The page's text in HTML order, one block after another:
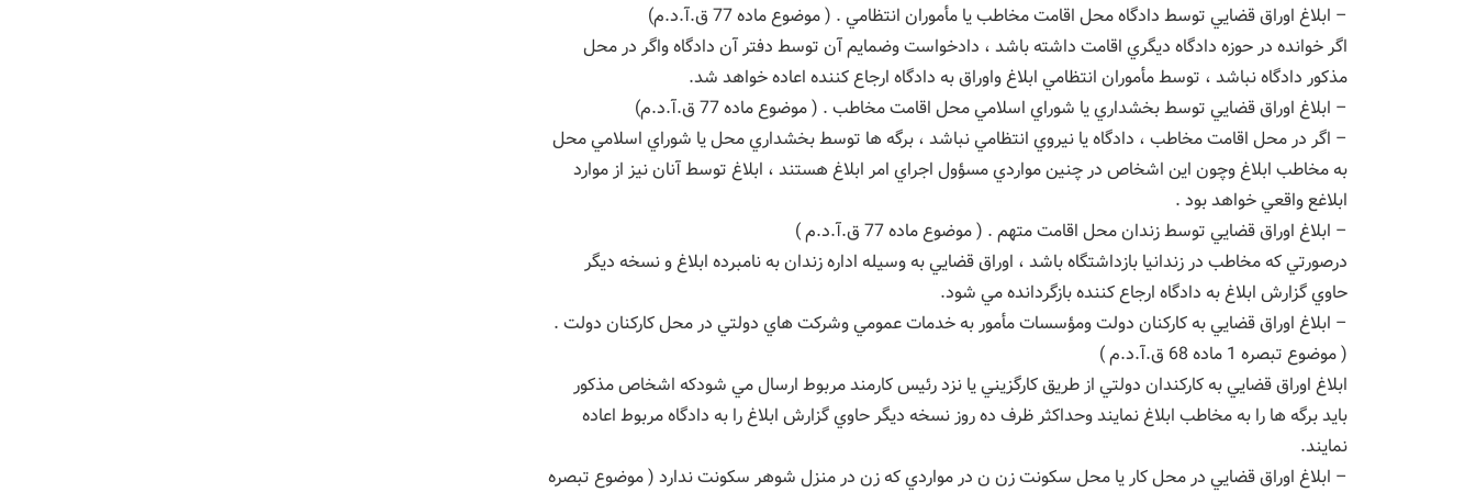
– ابلاغ اوراق قضايي توسط دادگاه محل اقامت مخاطب يا مأموران انتظامي . ( موضوع ماده 77 ق.آ.د.م)
اگر خوانده در حوزه دادگاه ديگري اقامت داشته باشد ، دادخواست وضمايم آن توسط دفتر آن دادگاه واگر در محل
مذكور دادگاه نباشد ، توسط مأموران انتظامي ابلاغ واوراق به دادگاه ارجاع كننده اعاده خواهد شد.
– ابلاغ اوراق قضايي توسط بخشداري يا شوراي اسلامي محل اقامت مخاطب . ( موضوع ماده 77 ق.آ.د.م)
– اگر در محل اقامت مخاطب ، دادگاه يا نيروي انتظامي نباشد ، برگه ها توسط بخشداري محل يا شوراي اسلامي محل
به مخاطب ابلاغ وچون اين اشخاص در چنين مواردي مسؤول اجراي امر ابلاغ هستند ، ابلاغ توسط آنان نيز از موارد
ابلاغع واقعي خواهد بود .
– ابلاغ اوراق قضايي توسط زندان محل اقامت متهم . ( موضوع ماده 77 ق.آ.د.م )
درصورتي كه مخاطب در زندانيا بازداشتگاه باشد ، اوراق قضايي به وسيله اداره زندان به نامبرده ابلاغ و نسخه ديگر
حاوي گزارش ابلاغ به دادگاه ارجاع كننده بازگردانده مي شود.
– ابلاغ اوراق قضايي به كاركنان دولت ومؤسسات مأمور به خدمات عمومي وشركت هاي دولتي در محل كاركنان دولت .
( موضوع تبصره 1 ماده 68 ق.آ.د.م )
ابلاغ اوراق قضايي به كاركندان دولتي از طريق كارگزيني يا نزد رئيس كارمند مربوط ارسال مي شودكه اشخاص مذكور
بايد برگه ها را به مخاطب ابلاغ نمايند وحداكثر ظرف ده روز نسخه ديگر حاوي گزارش ابلاغ را به دادگاه مربوط اعاده
نمايند.
– ابلاغ اوراق قضايي در محل كار يا محل سكونت زن ن در مواردي كه زن در منزل شوهر سكونت ندارد ( موضوع تبصره